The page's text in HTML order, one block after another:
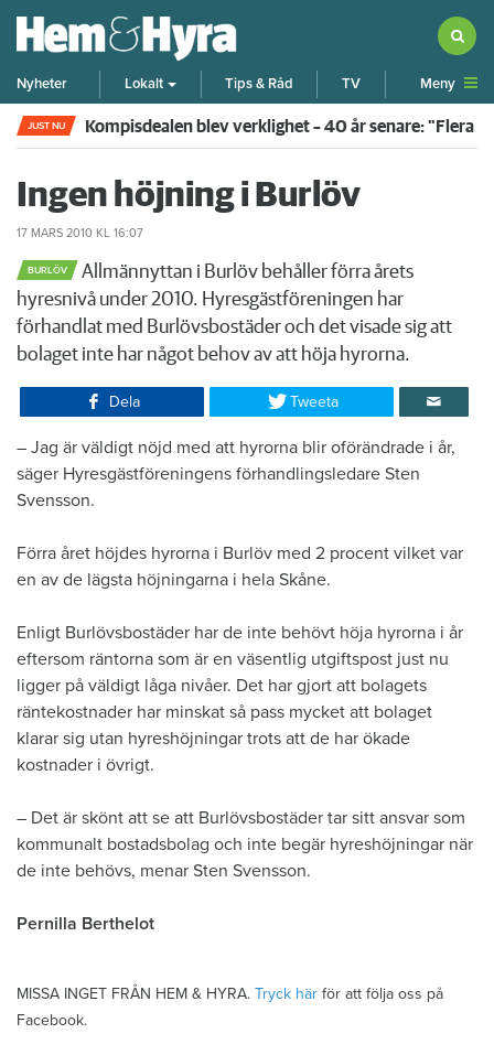
Nyheter Lokalt Tips & Råd TV Meny
JUST NU Kompisdealen blev verklighet – 40 år senare: "Flera
Ingen höjning i Burlöv
17 MARS 2010 KL 16:07
BURLÖV
Allmännyttan i Burlöv behåller förra årets
hyresnivå under 2010. Hyresgästföreningen har
förhandlat med Burlövsbostäder och det visade sig att
bolaget inte har något behov av att höja hyrorna.
Dela Tweeta
​– Jag är väldigt nöjd med att hyrorna blir oförändrade i år,
säger Hyresgästföreningens förhandlingsledare Sten
Svensson.
Förra året höjdes hyrorna i Burlöv med 2 procent vilket var
en av de lägsta höjningarna i hela Skåne.
Enligt Burlövsbostäder har de inte behövt höja hyrorna i år
eftersom räntorna som är en väsentlig utgiftspost just nu
ligger på väldigt låga nivåer. Det har gjort att bolagets
räntekostnader har minskat så pass mycket att bolaget
klarar sig utan hyreshöjningar trots att de har ökade
kostnader i övrigt.
– Det är skönt att se att Burlövsbostäder tar sitt ansvar som
kommunalt bostadsbolag och inte begär hyreshöjningar när
de inte behövs, menar Sten Svensson.
Pernilla Berthelot
MISSA INGET FRÅN HEM & HYRA. Tryck här för att följa oss på
Facebook.